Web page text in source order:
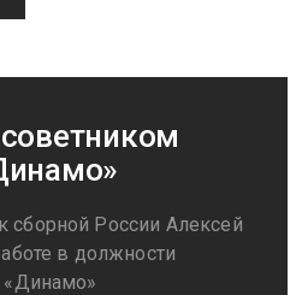
России Алексей
в должности
«Динамо»